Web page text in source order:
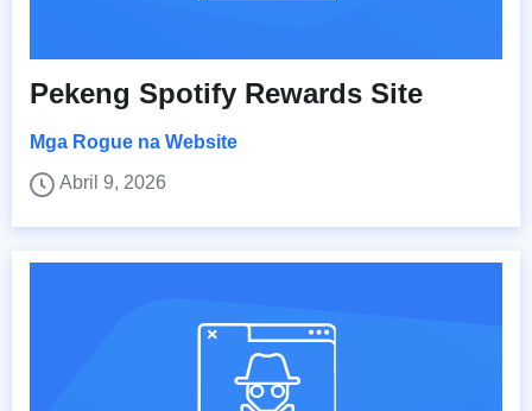
Pekeng Spotify Rewards Site
Mga Rogue na Website
Abril 9, 2026